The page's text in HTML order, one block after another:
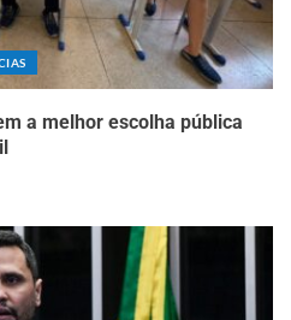
a melhor escolha pública